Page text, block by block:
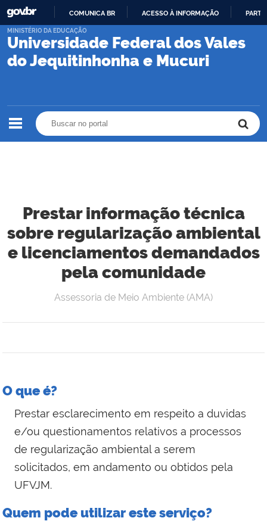
PARA
CONTEÚDO
COMUNICA BR ACESSO À INFORMAÇÃO
Universidade Federal dos Vales
do Jequitinhonha e Mucuri
MINISTÉRIO DA EDUCAÇÃO
Prestar informação técnica
sobre regularização ambiental
e licenciamentos demandados
pela comunidade
Assessoria de Meio Ambiente (AMA)
O que é?
Prestar esclarecimento em respeito a duvidas
e/ou questionamentos relativos a processos
de regularização ambiental a serem
solicitados, em andamento ou obtidos pela
UFVJM.
Quem pode utilizar este serviço?